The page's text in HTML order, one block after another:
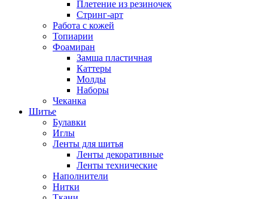
Плетение из резиночек
Стринг-арт
Работа с кожей
Топиарии
Фоамиран
Замша пластичная
Каттеры
Молды
Наборы
Чеканка
Шитье
Булавки
Иглы
Ленты для шитья
Ленты декоративные
Ленты технические
Наполнители
Нитки